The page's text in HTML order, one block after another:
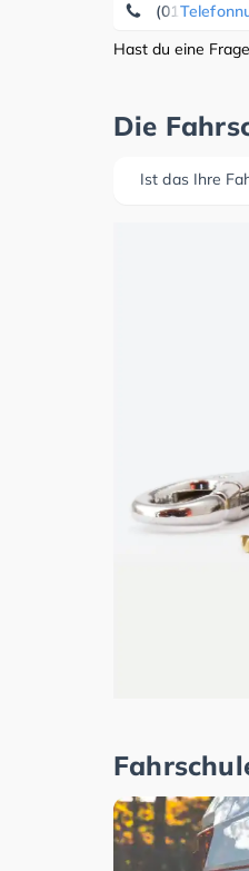
(0170) 7 67
Hast du eine
Die
Ist das Ihre